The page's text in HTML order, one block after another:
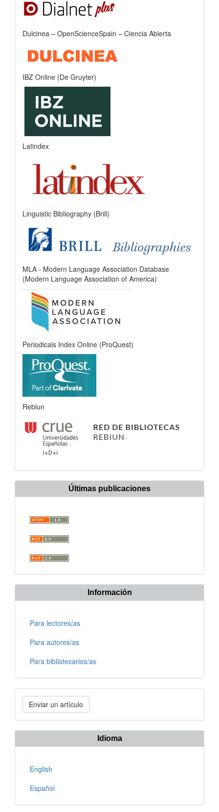
Dulcinea – OpenScienceSpain – Ciencia Abierta
IBZ Online (De Gruyter)
Latindex
Linguistic Bibliography (Brill)
MLA - Modern Language Association Database
(Modern Language Association of America)
Periodicals Index Online (ProQuest)
Rebiun
Últimas publicaciones
Información
Para lectores/as
Para autores/as
Para bibliotecarios/as
Enviar
un
artículo
Enviar un artículo
Idioma
English
Español